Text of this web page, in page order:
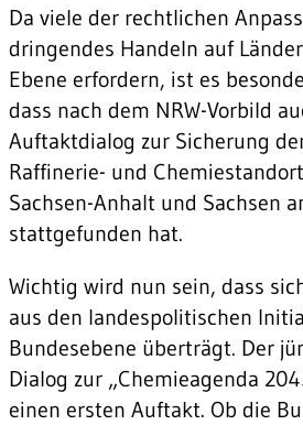
Da viele der rechtlichen
dringendes Handeln auf
Ebene erfordern, ist es
dass nach dem NRW-Vorbild
Auftaktdialog zur Sicherung
Raffinerie- und
Sachsen-Anhalt und Sachsen
stattgefunden hat.
Wichtig wird nun sein, dass
aus den landespolitischen
Bundesebene überträgt. Der
Dialog zur „Chemieagenda
einen ersten Auftakt. Ob die